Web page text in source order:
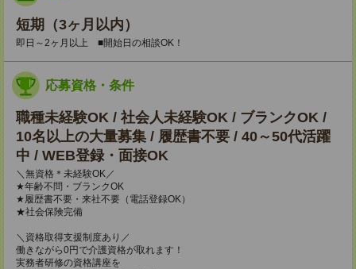
短期（3ヶ月以内）
即日～2ヶ月以上 ■開始日の相談OK！
応募資格・条件
職種未経験OK / 社会人未経験OK / ブランクOK /
10名以上の大量募集 / 履歴書不要 / 40～50代活躍
中 / WEB登録・面接OK
＼無資格＊未経験OK／
★年齢不問・ブランクOK
★履歴書不要・来社不要（電話登録OK）
★社会保険完備
＼資格取得支援制度あり／
働きながら0円で介護資格が取れます！
実務者研修の資格講座を